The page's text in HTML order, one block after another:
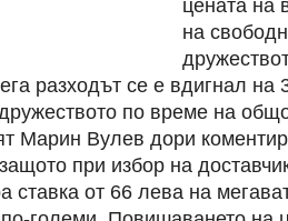
цената на
на
разходът се е вдигнал на
по време на
Марин Вулев дори
при избор на
ставка от 66 лева на